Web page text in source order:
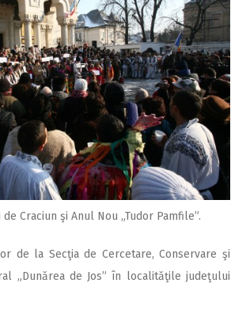
Craciun şi Anul Nou „Tudor Pamfile”.
de la Secţia de Cercetare, Conservare şi
„Dunărea de Jos” în localităţile judeţului